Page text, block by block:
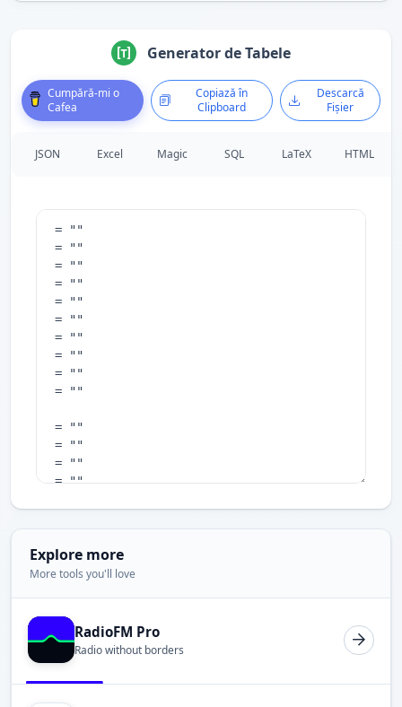
Generator de Tabele
Cumpără-mi o
Cafea
Copiază în
Clipboard
Descarcă
Fișier
JSON Excel Magic SQL LaTeX HTML
Explore more
More tools you'll love
RadioFM Pro
Radio without borders